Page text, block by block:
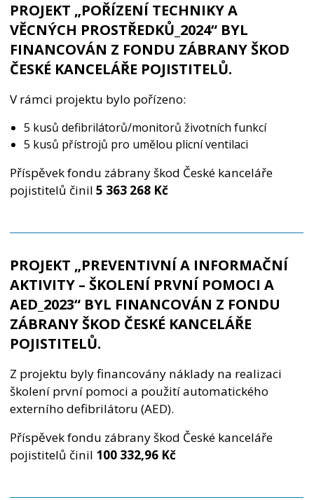
PROJEKT „POŘÍZENÍ TECHNIKY A
VĚCNÝCH PROSTŘEDKŮ_2024“ BYL
FINANCOVÁN Z FONDU ZÁBRANY ŠKOD
ČESKÉ KANCELÁŘE POJISTITELŮ.
V rámci projektu bylo pořízeno:
5 kusů defibrilátorů/monitorů životních funkcí
5 kusů přístrojů pro umělou plicní ventilaci
Příspěvek fondu zábrany škod České kanceláře
pojistitelů činil 5 363 268 Kč
PROJEKT „PREVENTIVNÍ A INFORMAČNÍ
AKTIVITY – ŠKOLENÍ PRVNÍ POMOCI A
AED_2023“ BYL FINANCOVÁN Z FONDU
ZÁBRANY ŠKOD ČESKÉ KANCELÁŘE
POJISTITELŮ.
Z projektu byly financovány náklady na realizaci
školení první pomoci a použití automatického
externího defibrilátoru (AED).
Příspěvek fondu zábrany škod České kanceláře
pojistitelů činil 100 332,96 Kč